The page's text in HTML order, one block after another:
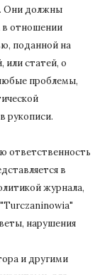
Они должны
в отношении
поданной на
или статей, о
проблемы,
рукописи.
ответственность
в
журнала,
нарушения
и другими